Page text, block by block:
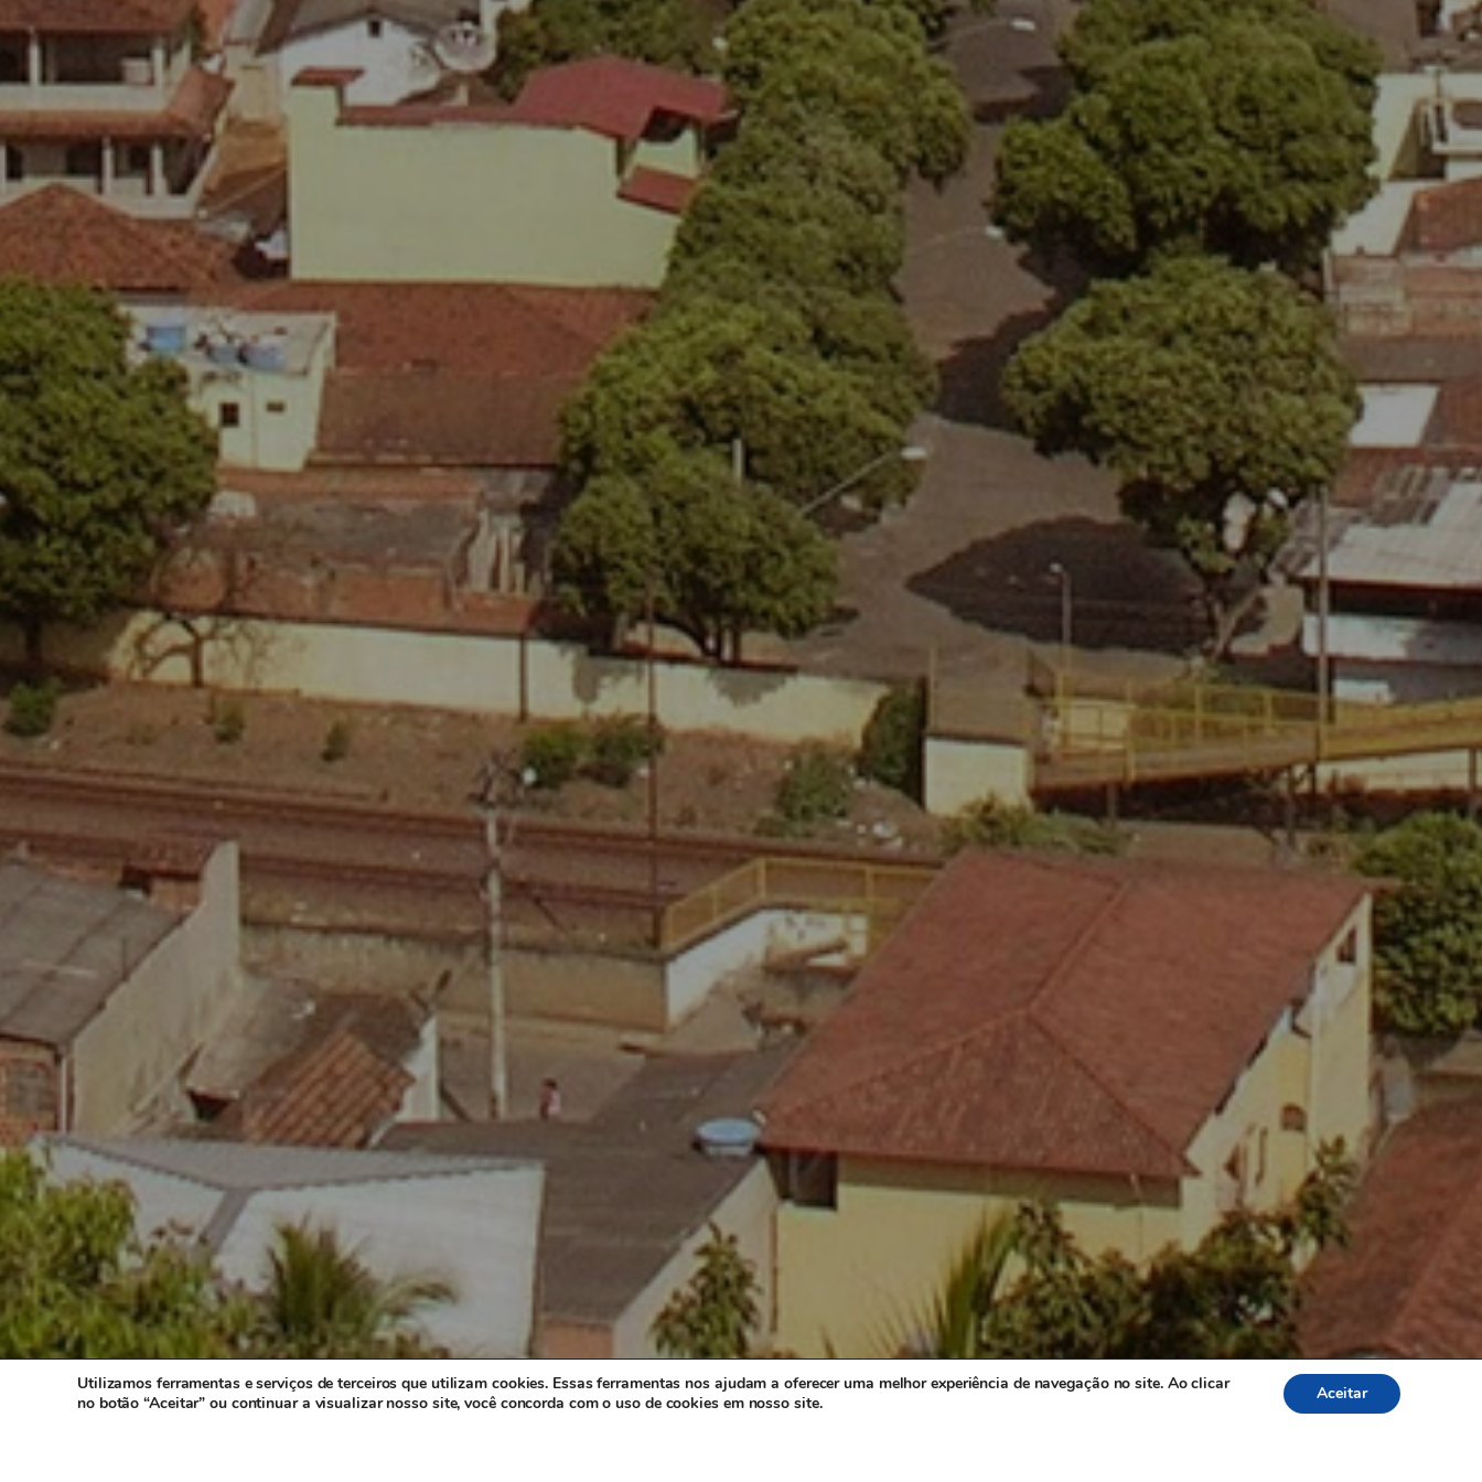
1RIGV
Olá! Seja bem-vindo(a)!
Olá! Como posso te ajudar?
Newsletter
Cadastre-se para receber gratuitamente nossos
informativos. É bem rápido, clique aqui e insira o seu e-
mail.
Menu
Home
Rua Arthur Bernardes, 684, Térreo, Centro,
Governador Valadares/MG.
(33) 3271-2282
(33) 3203-8150
Social Media
1RIGV - CNPJ: 20.685.380/0001-52 - Todos os direitos reservados.
Utilizamos ferramentas e serviços de terceiros que utilizam cookies. Essas ferramentas nos ajudam a oferecer uma melhor experiência de navegação no site. Ao clicar
no botão “Aceitar” ou continuar a visualizar nosso site, você concorda com o uso de cookies em nosso site.
Aceitar